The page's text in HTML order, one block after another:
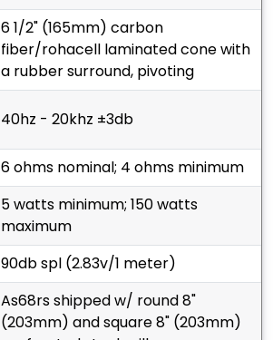
6 1/2" (165mm) carbon
fiber/rohacell laminated cone with
a rubber surround, pivoting
40hz - 20khz ±3db
6 ohms nominal; 4 ohms minimum
5 watts minimum; 150 watts
maximum
90db spl (2.83v/1 meter)
as68rs shipped w/ round 8"
(203mm) and square 8" (203mm)